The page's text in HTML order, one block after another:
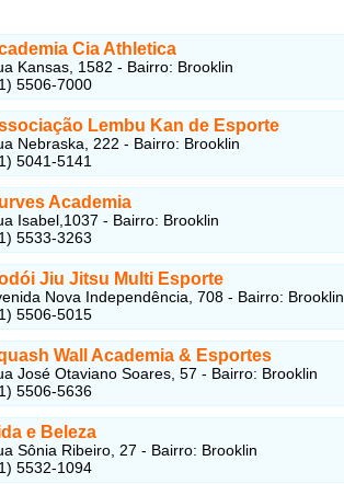
Cia Athletica
Kansas, 1582 - Bairro: Brooklin
5506-7000
Lembu Kan de Esporte
Nebraska, 222 - Bairro: Brooklin
5041-5141
Academia
Isabel,1037 - Bairro: Brooklin
5533-3263
Jiu Jitsu Multi Esporte
Nova Independência, 708 - Bairro: Brooklin
5506-5015
Wall Academia & Esportes
José Otaviano Soares, 57 - Bairro: Brooklin
5506-5636
e Beleza
Sônia Ribeiro, 27 - Bairro: Brooklin
5532-1094